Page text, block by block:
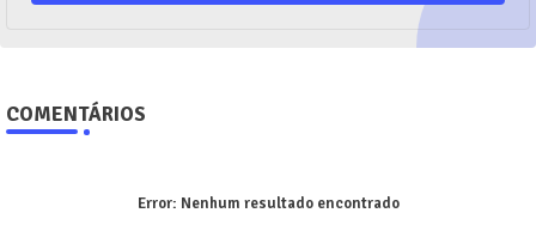
COMENTÁRIOS
Error: Nenhum resultado encontrado